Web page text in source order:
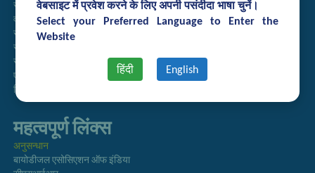
वेबसाइट में प्रवेश करने के लिए अपनी पसंदीदा भाषा चुनें।
Select your Preferred Language to Enter the
Website
हिंदी English
समाचारपत्र
वार्षिक प्रतिवेदन
राजभाषा अनुभाग
सूचना का अधिकार
सीएसआईआर
एसीएसआईआर
हिंदी पत्रिका
महत्वपूर्ण लिंक्स
अनुसन्धान
बायोडीजल एसोसिएशन ऑफ इंडिया